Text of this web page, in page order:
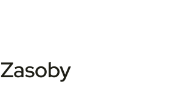
Zasoby